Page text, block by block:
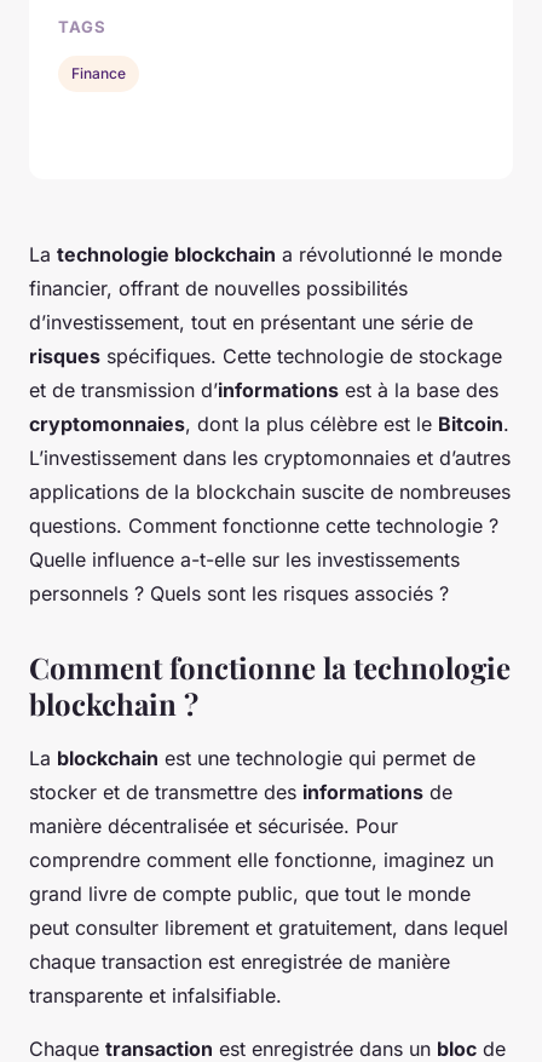
La technologie blockchain a révolutionné le monde
financier, offrant de nouvelles possibilités
d’investissement, tout en présentant une série de
risques spécifiques. Cette technologie de stockage
et de transmission d’informations est à la base des
cryptomonnaies, dont la plus célèbre est le Bitcoin.
L’investissement dans les cryptomonnaies et d’autres
applications de la blockchain suscite de nombreuses
questions. Comment fonctionne cette technologie ?
Quelle influence a-t-elle sur les investissements
personnels ? Quels sont les risques associés ?
Comment fonctionne la technologie
blockchain ?
La blockchain est une technologie qui permet de
stocker et de transmettre des informations de
manière décentralisée et sécurisée. Pour
comprendre comment elle fonctionne, imaginez un
grand livre de compte public, que tout le monde
peut consulter librement et gratuitement, dans lequel
chaque transaction est enregistrée de manière
transparente et infalsifiable.
Chaque transaction est enregistrée dans un bloc de
TAGS
Finance